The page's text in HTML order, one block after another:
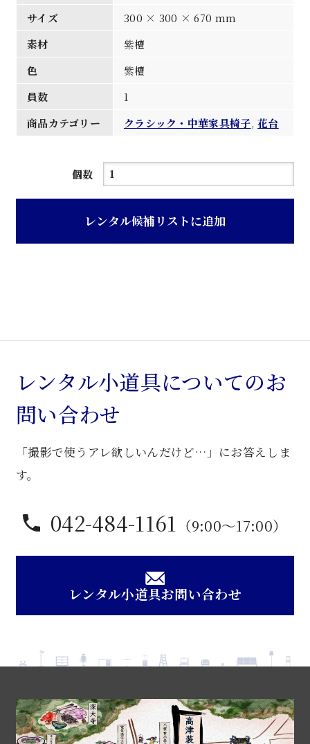
サイズ
300 × 300 × 670 mm
素材
紫檀
色
紫檀
員数
1
商品カテゴリー
クラシック・中華家具椅子,花台
個数
紫
華
花
台
個
レンタル候補リストに追加
レンタル小道具についてのお
問い合わせ
「撮影で使うアレ欲しいんだけど…」にお答えしま
す。
042-484-1161 （9:00〜17:00）
レンタル小道具お問い合わせ